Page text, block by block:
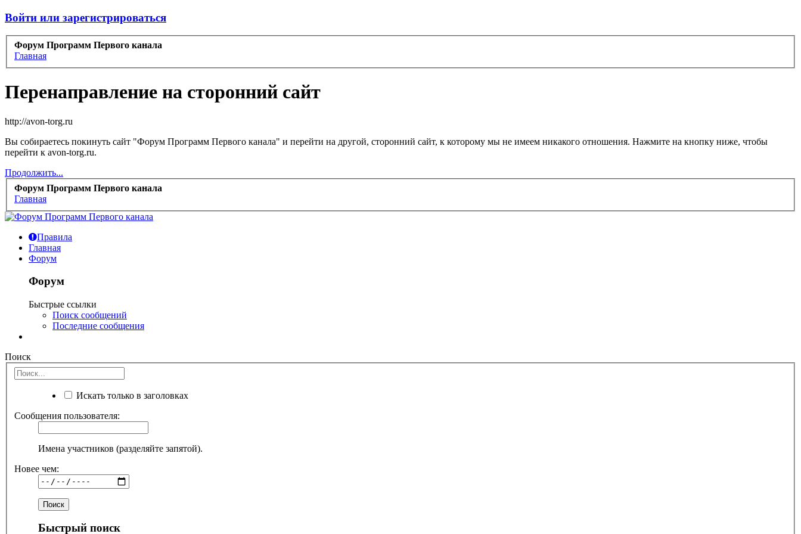
Войти или зарегистрироваться
Форум Программ Первого канала
Главная
Перенаправление на сторонний сайт
http://avon-torg.ru
Вы собираетесь покинуть сайт "Форум Программ Первого канала" и перейти на другой, сторонний сайт, к которому мы не имеем никакого отношения. Нажмите на кнопку ниже, чтобы
перейти к avon-torg.ru.
Продолжить...
Форум Программ Первого канала
Главная
Правила
Главная
Форум
Форум
Быстрые ссылки
Поиск сообщений
Последние сообщения
Поиск
Искать только в заголовках
Сообщения пользователя:
Имена участников (разделяйте запятой).
Новее чем:
Быстрый поиск